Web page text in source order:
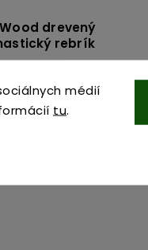
médií
tu.
drevený
rebrík
€